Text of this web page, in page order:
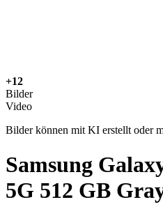
+12
Bilder
Video
Bilder können mit KI erstellt oder
Samsung
5G 512 GB